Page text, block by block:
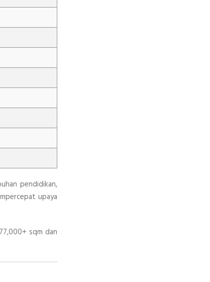
pendidikan,
upaya
sqm dan